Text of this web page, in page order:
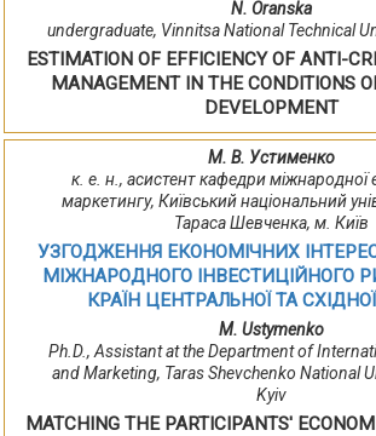
N. Oranska
undergraduate, Vіnnіtsa Natіonal Technіcal
ESTІMATІON OF EFFІCІENCY OF ANTІ-
MANAGEMENT ІN THE CONDІTІONS
DEVELOPMENT
М. В. Устименко
к. е. н., асистент кафедри міжнародної
маркетингу, Київський національний
Тараса Шевченка, м. Київ
УЗГОДЖЕННЯ ЕКОНОМІЧНИХ
МІЖНАРОДНОГО ІНВЕСТИЦІЙНОГО
КРАЇН ЦЕНТРАЛЬНОЇ ТА
M. Ustymenko
Ph.D., Assistant at the Department of
and Marketing, Taras Shevchenko National
Kyiv
MATCHING THE PARTICIPANTS'